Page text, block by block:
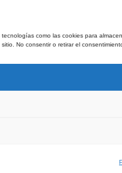
como las cookies para
No consentir o retirar el